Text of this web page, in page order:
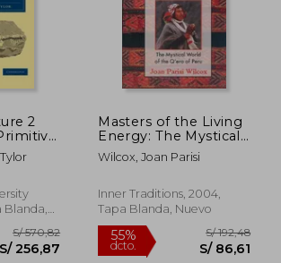
50%
2
1
(en
Blanda,
Masters of the Living
Energy: The Mystical
World of the Q'Ero of
Peru (en Inglés)
Wilcox, Joan Parisi
Inner Traditions, 2004,
Tapa Blanda, Nuevo